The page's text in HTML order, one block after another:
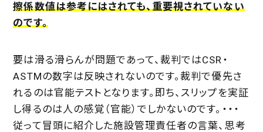
擦係数値は参考にはされても、重要視されていない
のです。
要は滑る滑らんが問題であって、裁判ではCSR・
ASTMの数字は反映されないのです。裁判で優先さ
れるのは官能テストとなります。即ち、スリップを実証
し得るのは人の感覚（官能）でしかないのです。・・・
従って冒頭に紹介した施設管理責任者の言葉、思考